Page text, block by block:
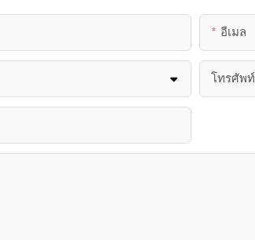
อีเมล
โทรศัพท์